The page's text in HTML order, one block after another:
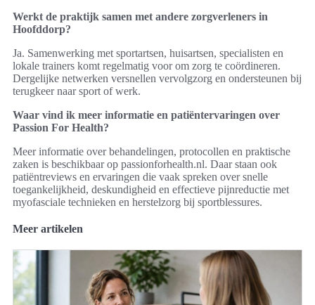
Werkt de praktijk samen met andere zorgverleners in
Hoofddorp?
Ja. Samenwerking met sportartsen, huisartsen, specialisten en
lokale trainers komt regelmatig voor om zorg te coördineren.
Dergelijke netwerken versnellen vervolgzorg en ondersteunen bij
terugkeer naar sport of werk.
Waar vind ik meer informatie en patiëntervaringen over
Passion For Health?
Meer informatie over behandelingen, protocollen en praktische
zaken is beschikbaar op passionforhealth.nl. Daar staan ook
patiëntreviews en ervaringen die vaak spreken over snelle
toegankelijkheid, deskundigheid en effectieve pijnreductie met
myofasciale technieken en herstelzorg bij sportblessures.
Meer artikelen